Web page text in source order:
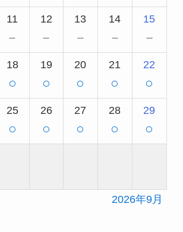
11
－
12
－
13
－
14
－
15
－
18
○
19
○
20
○
21
○
22
○
25
○
26
○
27
○
28
○
29
○
2026年9月